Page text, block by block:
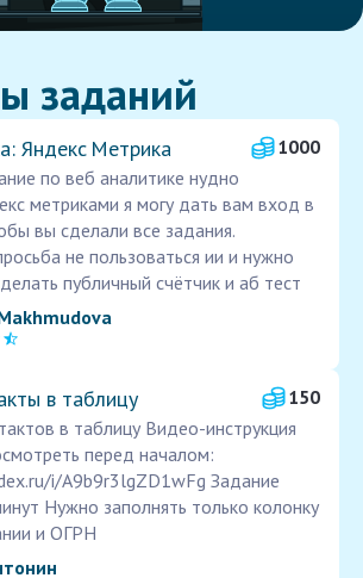
заданий
Яндекс Метрика
1000
по веб аналитике нудно
метриками я могу дать вам вход в
вы сделали все задания.
не пользоваться ии и нужно
публичный счётчик и аб тест
в таблицу
150
в таблицу Видео-инструкция
перед началом:
i/A9b9r3lgZD1wFg Задание
Нужно заполнять только колонку
и ОГРН